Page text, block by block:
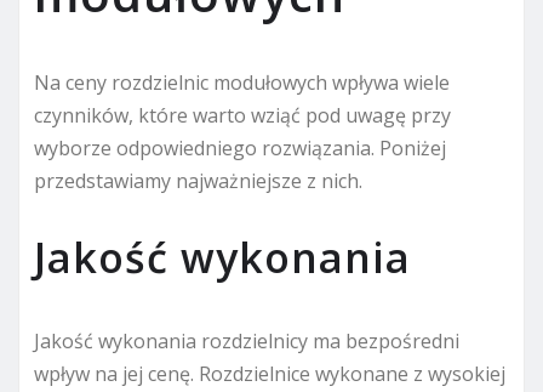
Na ceny rozdzielnic modułowych wpływa wiele
czynników, które warto wziąć pod uwagę przy
wyborze odpowiedniego rozwiązania. Poniżej
przedstawiamy najważniejsze z nich.
Jakość wykonania
Jakość wykonania rozdzielnicy ma bezpośredni
wpływ na jej cenę. Rozdzielnice wykonane z wysokiej